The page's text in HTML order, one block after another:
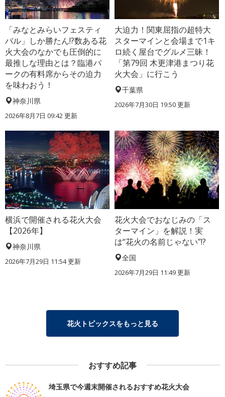
「みなとみらいフェスティ
バル」しか勝たん!?数ある花
火大会のなかでも圧倒的に
最推しな理由とは？臨港パ
ークの有料席からその迫力
を味わおう！
神奈川県
2026年8月7日 09:42 更新
大迫力！関東屈指の超特大
スターマインと会場まで1キ
ロ続く屋台でグルメ三昧！
「第79回 木更津港まつり花
火大会」に行こう
千葉県
2026年7月30日 19:50 更新
横浜で開催される花火大会
【2026年】
神奈川県
2026年7月29日 11:54 更新
花火大会でおなじみの「ス
ターマイン」を解説！実
は“花火の名前じゃない”!?
全国
2026年7月29日 11:49 更新
花火トピックスをもっと見る
おすすめ記事
埼玉県で今週末開催されるおすすめ花火大会